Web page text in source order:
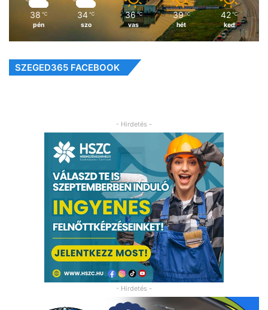
38 ℃
pén
34 ℃
szo
36 ℃
vas
39 ℃
hét
42 ℃
ked
SZEGED365 FACEBOOK
- Hirdetés -
- Hirdetés -